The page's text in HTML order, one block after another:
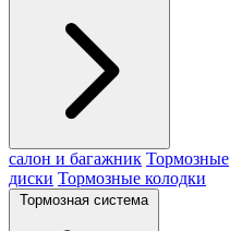
салон и багажник Тормозные
диски Тормозные колодки
Тормозная система